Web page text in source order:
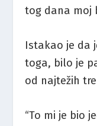
tog dana moj
Istakao je da
toga, bilo je
od najtežih
“To mi je bio